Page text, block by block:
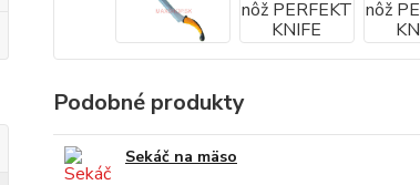
Podobné produkty
Sekáč na mäso